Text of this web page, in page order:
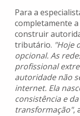
Para a
completamente
construir
tributário. "Hoje
opcional. As
profissional
autoridade não
internet. Ela
consistência e
transformação",